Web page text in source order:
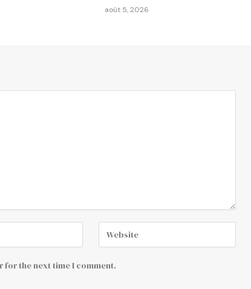
août 5, 2026
for the next time I comment.